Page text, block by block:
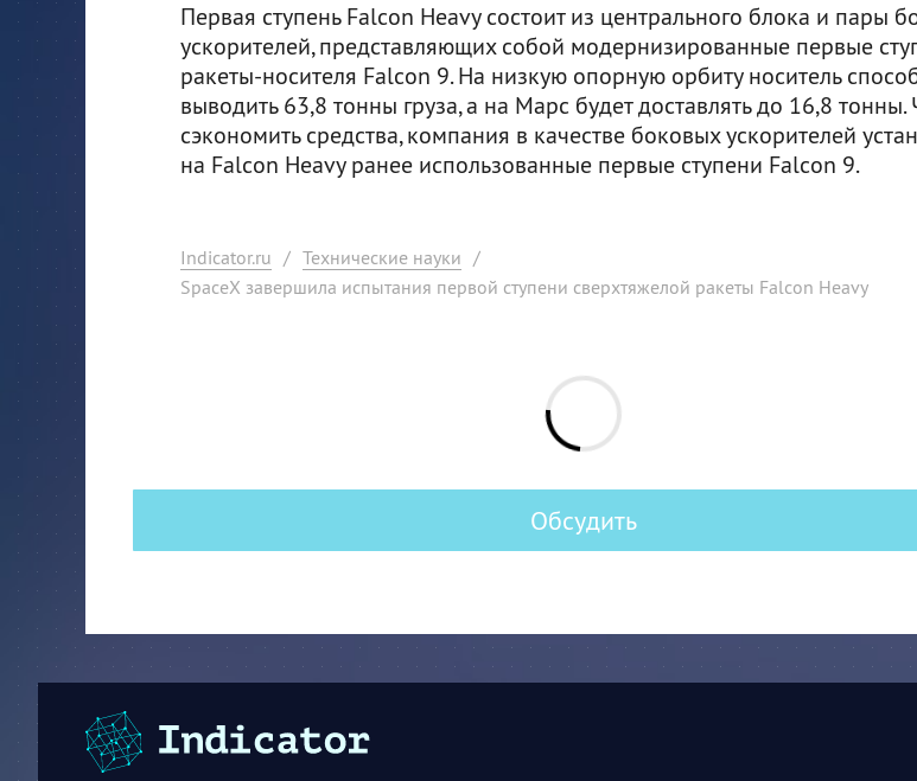
Первая ступень Falcon Heavy состоит из центрального блока и пары
ускорителей, представляющих собой модернизированные первые
ракеты-носителя Falcon 9. На низкую опорную орбиту носитель
выводить 63,8 тонны груза, а на Марс будет доставлять до 16,8 тонны.
сэкономить средства, компания в качестве боковых ускорителей
на Falcon Heavy ранее использованные первые ступени Falcon 9.
Indicator.ru / Технические науки /
SpaceX завершила испытания первой ступени сверхтяжелой ракеты Falcon Heavy
Обсудить